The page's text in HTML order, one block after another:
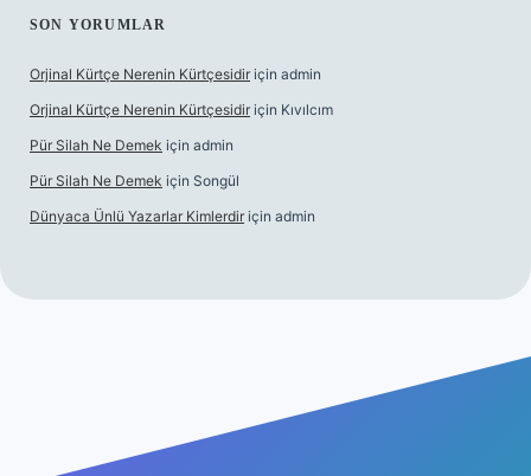
SON YORUMLAR
Orjinal Kürtçe Nerenin Kürtçesidir için admin
Orjinal Kürtçe Nerenin Kürtçesidir için Kıvılcım
Pür Silah Ne Demek için admin
Pür Silah Ne Demek için Songül
Dünyaca Ünlü Yazarlar Kimlerdir için admin